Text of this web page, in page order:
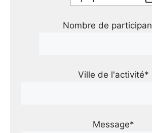
Nombre de
Ville de l'activité*
Message*